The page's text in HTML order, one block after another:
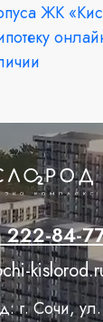
ЖК
222-84-
Сочи, ул.